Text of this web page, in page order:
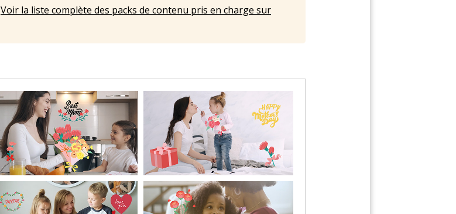
Voir la liste complète des packs de contenu pris en charge sur